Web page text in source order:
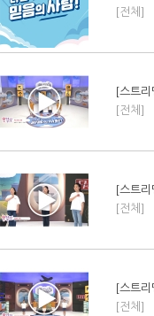
[전체]
[스트
[전체]
[스트
[전체]
[스트
[전체]